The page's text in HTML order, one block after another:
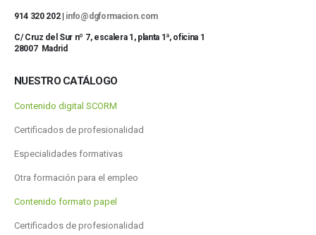
914 320 202 | info@dgformacion.com
C/ Cruz del Sur nº 7, escalera 1, planta 1ª, oficina 1
28007 Madrid
NUESTRO CATÁLOGO
Contenido digital SCORM
Certificados de profesionalidad
Especialidades formativas
Otra formación para el empleo
Contenido formato papel
Certificados de profesionalidad